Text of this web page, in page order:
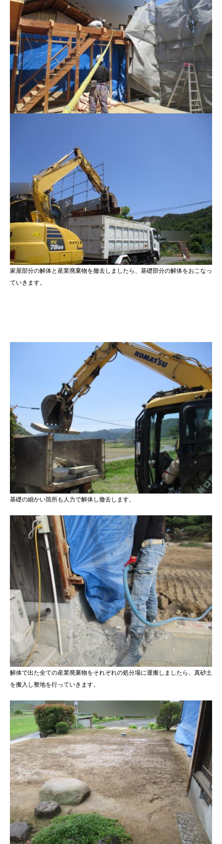
家屋部分の解体と産業廃棄物を撤去しましたら、基礎部分の解体をおこなっ
ていきます。
基礎の細かい箇所も人力で解体し撤去します。
解体で出た全ての産業廃棄物をそれぞれの処分場に運搬しましたら、真砂土
を搬入し整地を行っていきます。